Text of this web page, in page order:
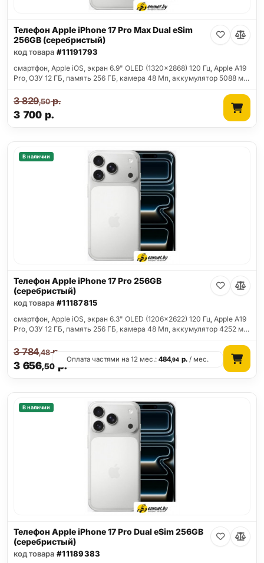
Телефон Apple iPhone 17 Pro Max Dual eSim
256GB (серебристый)
код товара #11191793
смартфон, Apple iOS, экран 6.9" OLED (1320x2868) 120 Гц, Apple A19
Pro, ОЗУ 12 ГБ, память 256 ГБ, камера 48 Мп, аккумулятор 5088 м…
3 700 р.
3 829,50р.
В наличии
Телефон Apple iPhone 17 Pro 256GB
(серебристый)
код товара #11187815
смартфон, Apple iOS, экран 6.3" OLED (1206x2622) 120 Гц, Apple A19
Pro, ОЗУ 12 ГБ, память 256 ГБ, камера 48 Мп, аккумулятор 4252 м…
3 656,50 р.
3 784,48р.
Оплата частями на 12 мес.:484,94 р./ мес.
В наличии
Телефон Apple iPhone 17 Pro Dual eSim 256GB
(серебристый)
код товара #11189383